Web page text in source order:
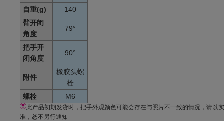
自重(g)
140
臂开闭
角度
79°
把手开
闭角度
90°
附件
橡胶头螺
栓
螺栓
M6
此产品初期发货时，把手外观颜色可能会存在与照片不一致的情况，请以
准，恕不另行通知